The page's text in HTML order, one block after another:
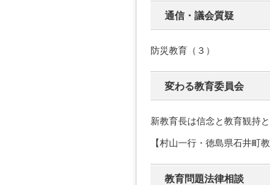
通信・議会質疑
防災教育（３）
変わる教育委員会
新教育長は信念と教育観持と
【村山一行・徳島県石井町
教育問題法律相談